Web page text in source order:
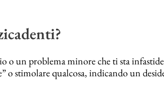
o un problema minore che ti sta
o stimolare qualcosa, indicando un